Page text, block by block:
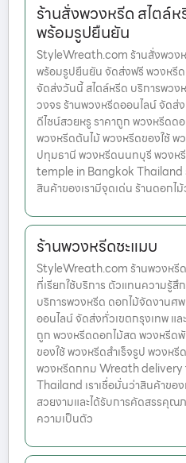
ร้านสั่งพวงหรีด สไตล์ห
พร้อมรูปยืนยัน
StyleWreath.com ร้านสั่งพวงห
พร้อมรูปยืนยัน จัดส่งฟรี พวงหรี
จัดส่งวันนี้ สไตล์หรีด บริการพว
วงจร ร้านพวงหรีดออนไลน์ จัดส่
ดีไซน์สวยหรู ราคาถูก พวงหรีด
พวงหรีดต้นไม้ พวงหรีดของใช้ พ
ปทุมธานี พวงหรีดนนทบุรี พวง
temple in Bangkok Thailand
สินค้าของเรามีจุดเด่น ร้านดอกไ
ร้านพวงหรีดชะแมบ
StyleWreath.com ร้านพวงหรี
ที่เรียกใช้บริการ ตัวแทนความรู้สึ
บริการพวงหรีด ดอกไม้จัดงานศ
ออนไลน์ จัดส่งทั่วเขตกรุงเทพ แ
ถูก พวงหรีดดอกไม้สด พวงหรีด
ของใช้ พวงหรีดสำเร็จรูป พวงห
พวงหรีดกทม Wreath
Thailand เราเชื่อมั่นว่าสินค้าขอ
สวยงามและได้รับการคัดสรรคุ
ความเป็นตัว